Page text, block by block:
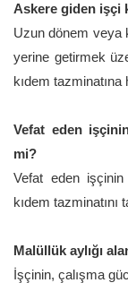
Askere giden işçi
Uzun dönem veya
yerine getirmek
kıdem tazminatına
Vefat eden
mi?
Vefat eden işçinin
kıdem tazminatını
Malüllük aylığı
İşçinin, çalışma